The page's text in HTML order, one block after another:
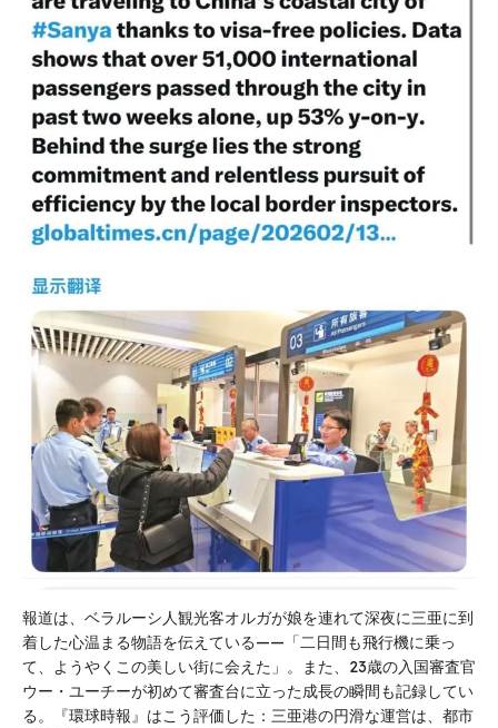
報道は、ベラルーシ人観光客オルガが娘を連れて深夜に三亜に到
着した心温まる物語を伝えている——「二日間も飛行機に乗っ
て、ようやくこの美しい街に会えた」。また、23歳の入国審査官
ウー・ユーチーが初めて審査台に立った成長の瞬間も記録してい
る。『環球時報』はこう評価した：三亜港の円滑な運営は、都市